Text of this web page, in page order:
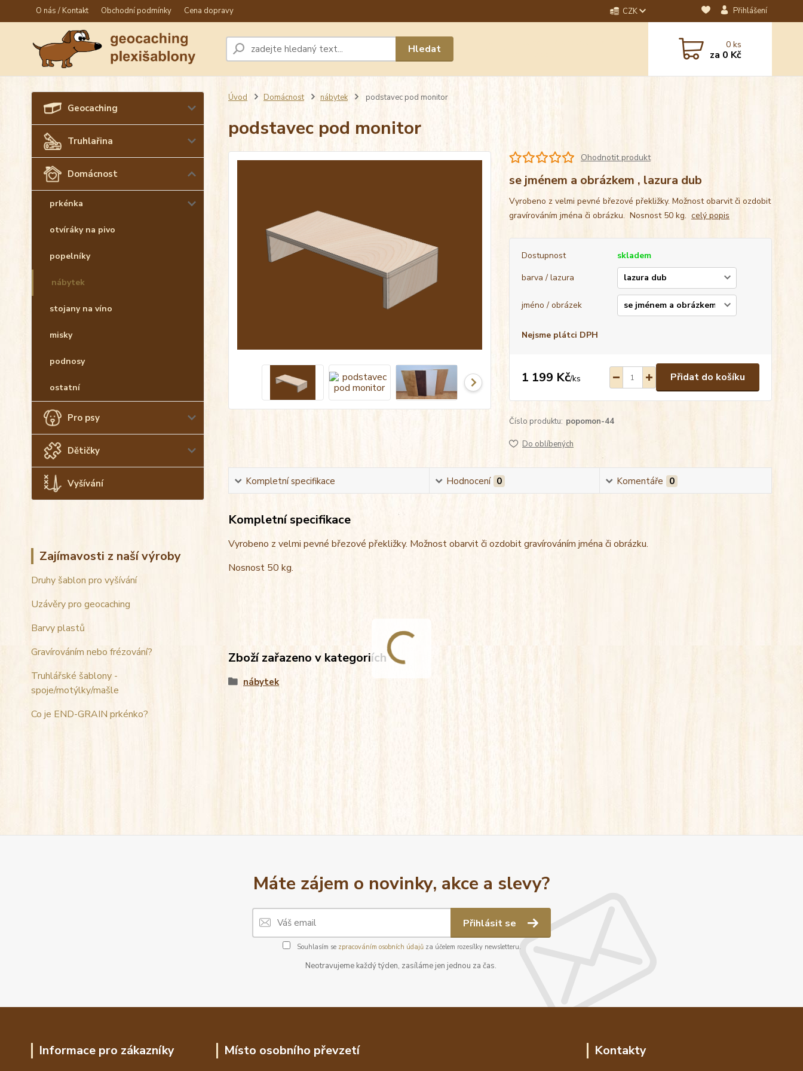
O nás / Kontakt Obchodní podmínky Cena dopravy CZK Přihlášení
Hledat 0ks
za 0 Kč
Geocaching
Truhlařina
Domácnost
prkénka
otvíráky na pivo
popelníky
nábytek
stojany na víno
misky
podnosy
ostatní
Pro psy
Dětičky
Vyšívání
Zajímavosti z naší výroby
Druhy šablon pro vyšívání
Uzávěry pro geocaching
Barvy plastů
Gravírováním nebo frézování?
Truhlářské šablony -
spoje/motýlky/mašle
Co je END-GRAIN prkénko?
Úvod Domácnost nábytek podstavec pod monitor
podstavec pod monitor
Ohodnotit produkt
se jménem a obrázkem , lazura dub
Vyrobeno z velmi pevné březové překližky. Možnost obarvit či ozdobit
gravírováním jména či obrázku. Nosnost 50 kg. celý popis
Dostupnost
skladem
barva / lazura
jméno / obrázek
Nejsme plátci DPH
1 199 Kč/ks Přidat do košíku
Číslo produktu: popomon-44
Do oblíbených
Kompletní specifikace Hodnocení 0 Komentáře 0
Kompletní specifikace
Vyrobeno z velmi pevné březové překližky. Možnost obarvit či ozdobit gravírováním jména či obrázku.
Nosnost 50 kg.
Zboží zařazeno v kategoriích
nábytek
Máte zájem o novinky, akce a slevy?
Přihlásit se
Souhlasím se zpracováním osobních údajůza účelem rozesílky newsletteru.
Neotravujeme každý týden, zasíláme jen jednou za čas.
Informace pro zákazníky Místo osobního převzetí Kontakty